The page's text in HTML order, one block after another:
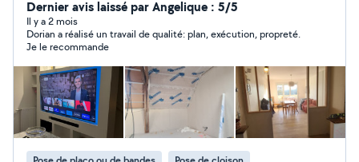
la rénovation, aménagement de combles, rampant,
l'isolation (laine de bois, verre, roche,...) pose de
menbrane, toute sorte de cloisons, faux plafond, pose
de verrière, meuble tv, mur avec cheminée intégrée,
étagères, tête de lit, niche, pose de porte, coffre,
ouverture de mur, déco de plafond,bibliothèque,
dréssing, mur arrondi. je fais aussi toutes sortes de
travaux parquet, plainte, étagère, lambris, démolition,
montage de meuble ects. Je travail proprement et je
suis très minutieux. PS: Si je ne vous répond pas c'est
Dernier avis laissé par Angelique : 5/5
Il y a 2 mois
Dorian a réalisé un travail de qualité: plan, exécution, propreté.
Je le recommande